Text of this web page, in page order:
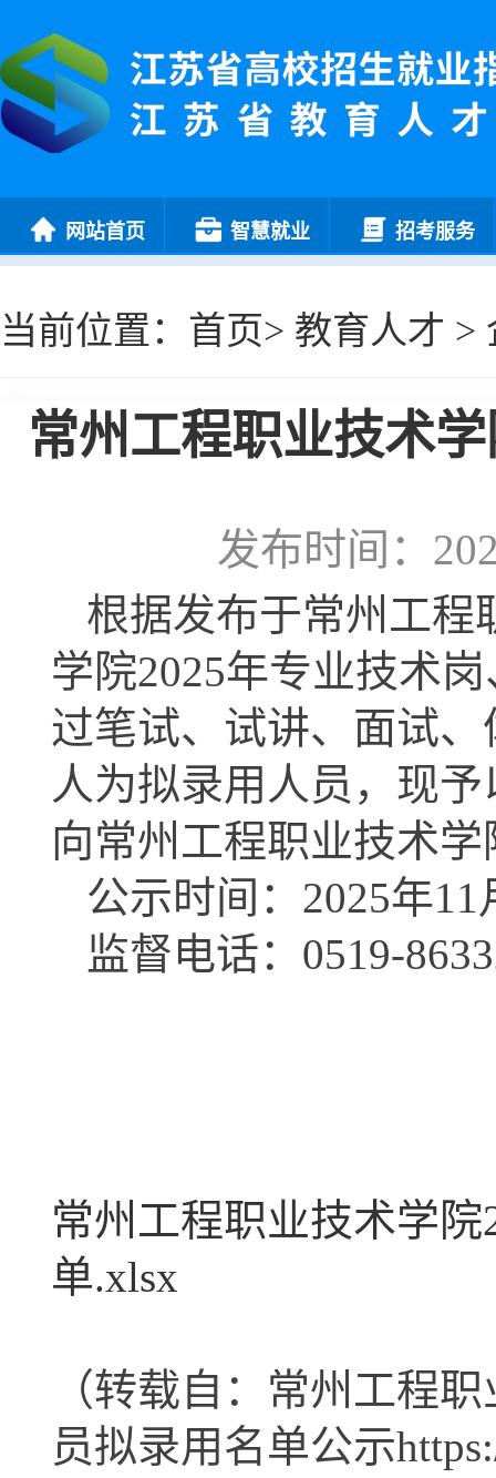
网站首页 智慧就业 招考服务
当前位置： 首页> 教育人才 >
常州工程职业技术
发布时间：
根据发布于常州工程
学院2025年专业技术
过笔试、试讲、面试
人为拟录用人员，现
向常州工程职业技术
公示时间：2025年11
监督电话：0519-
常州工程职业技术学
单.xlsx
（转载自： 常州工程
员拟录用名单公示